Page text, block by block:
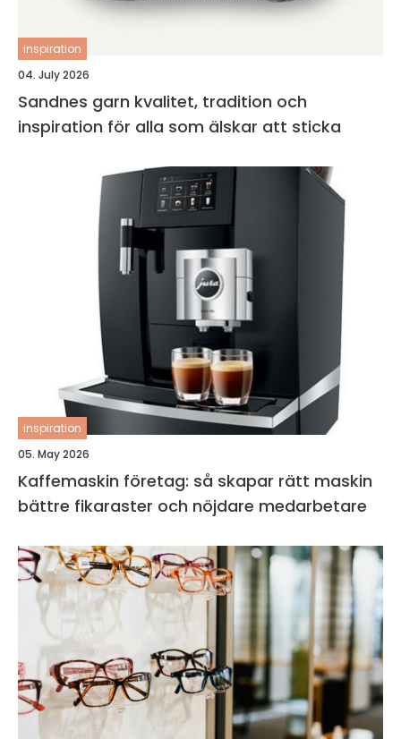
inspiration
04. July 2026
Sandnes garn kvalitet, tradition och
inspiration för alla som älskar att sticka
inspiration
05. May 2026
Kaffemaskin företag: så skapar rätt maskin
bättre fikaraster och nöjdare medarbetare